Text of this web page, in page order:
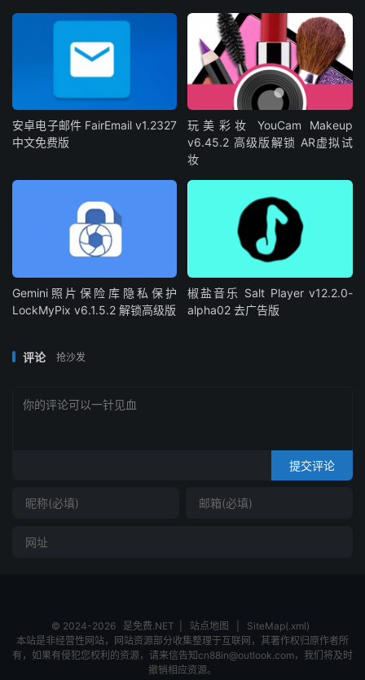
安卓电子邮件 FairEmail v1.2327
中文免费版
玩美彩妆 YouCam Makeup
v6.45.2 高级版解锁 AR虚拟试
妆
Gemini照片保险库隐私保护
LockMyPix v6.1.5.2 解锁高级版
椒盐音乐 Salt Player v12.2.0-
alpha02 去广告版
评论 抢沙发
提交评论
© 2024-2026 是免费.NET 站点地图
SiteMap(.xml)
本站是非经营性网站，网站资源部分收集整理于互联网，其著作权归原作者所
有，如果有侵犯您权利的资源，请来信告知cn88in@outlook.com，我们将及时
撤销相应资源。